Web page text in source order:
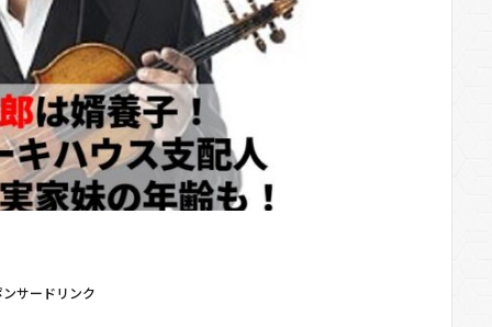
ンサードリンク